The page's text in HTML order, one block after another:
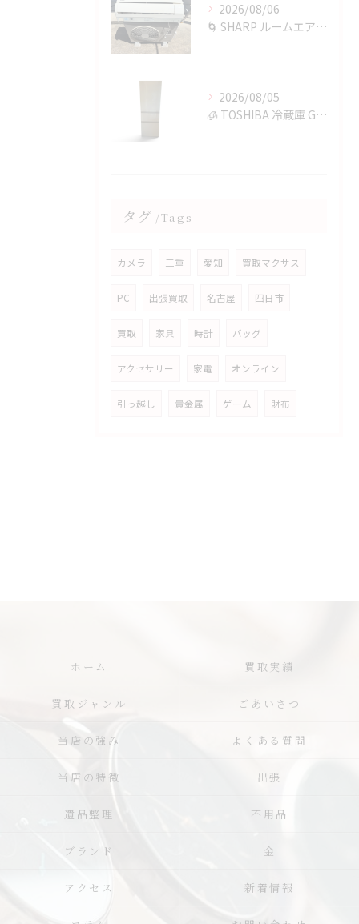
2026/08/06
🌀 SHARP ルームエアコンを四日市で買取✨
2026/08/05
🧊 TOSHIBA 冷蔵庫 GR-T36SVを鈴鹿市で買取✨
タグ Tags
カメラ 三重 愛知 買取マクサス
PC 出張買取 名古屋 四日市
買取 家具 時計 バッグ
アクセサリー 家電 オンライン
引っ越し 貴金属 ゲーム 財布
ホーム 買取実績
買取ジャンル ごあいさつ
当店の強み よくある質問
当店の特徴 出張
遺品整理 不用品
ブランド 金
アクセス 新着情報